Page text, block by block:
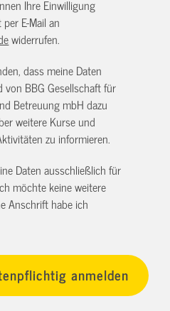
Ihre Einwilligung
E-Mail an
widerrufen.
dass meine Daten
BBG Gesellschaft für
Betreuung mbH dazu
weitere Kurse und
zu informieren.
Daten ausschließlich für
möchte keine weitere
Anschrift habe ich